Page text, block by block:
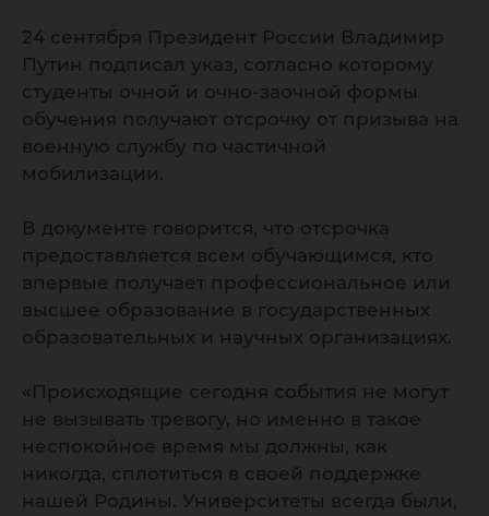
24 сентября Президент России Владимир
Путин подписал указ, согласно которому
студенты очной и очно-заочной формы
обучения получают отсрочку от призыва на
военную службу по частичной
мобилизации.
В документе говорится, что отсрочка
предоставляется всем обучающимся, кто
впервые получает профессиональное или
высшее образование в государственных
образовательных и научных организациях.
«Происходящие сегодня события не могут
не вызывать тревогу, но именно в такое
неспокойное время мы должны, как
никогда, сплотиться в своей поддержке
нашей Родины. Университеты всегда были,